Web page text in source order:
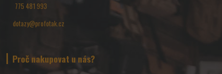
775 481 993
dotazy@profotak.cz
Proč nakupovat u nás?